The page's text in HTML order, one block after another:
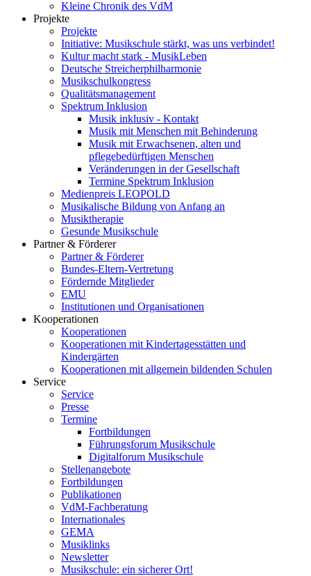
Kleine Chronik des VdM
Projekte
Projekte
Initiative: Musikschule stärkt, was uns verbindet!
Kultur macht stark - MusikLeben
Deutsche Streicherphilharmonie
Musikschulkongress
Qualitätsmanagement
Spektrum Inklusion
Musik inklusiv - Kontakt
Musik mit Menschen mit Behinderung
Musik mit Erwachsenen, alten und
pflegebedürftigen Menschen
Veränderungen in der Gesellschaft
Termine Spektrum Inklusion
Medienpreis LEOPOLD
Musikalische Bildung von Anfang an
Musiktherapie
Gesunde Musikschule
Partner & Förderer
Partner & Förderer
Bundes-Eltern-Vertretung
Fördernde Mitglieder
EMU
Institutionen und Organisationen
Kooperationen
Kooperationen
Kooperationen mit Kindertagesstätten und
Kindergärten
Kooperationen mit allgemein bildenden Schulen
Service
Service
Presse
Termine
Fortbildungen
Führungsforum Musikschule
Digitalforum Musikschule
Stellenangebote
Fortbildungen
Publikationen
VdM-Fachberatung
Internationales
GEMA
Musiklinks
Newsletter
Musikschule: ein sicherer Ort!